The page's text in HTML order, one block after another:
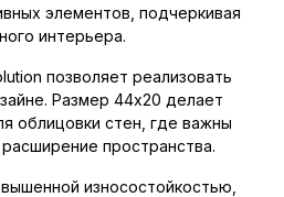
элементов, подчеркивая
интерьера.
позволяет реализовать
Размер 44x20 делает
облицовки стен, где важны
пространства.
износостойкостью,